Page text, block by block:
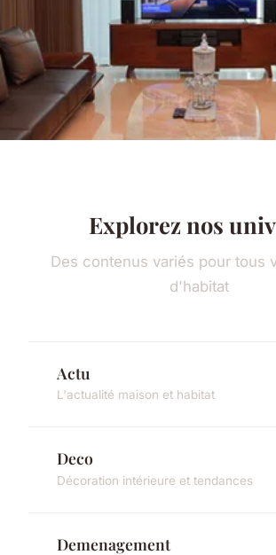
Explorez nos
Des contenus variés pour tous
d'habitat
Actu
L'actualité maison et habitat
Deco
Décoration intérieure et tendances
Demenagement